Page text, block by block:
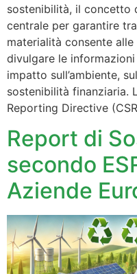
sostenibilità, il concetto
centrale per garantire
materialità consente
divulgare le
impatto sull’ambiente,
sostenibilità finanziaria.
Reporting Directive
Report di
secondo
Aziende